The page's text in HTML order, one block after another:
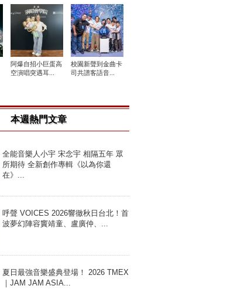
阿爆自招小巨蛋高
空演唱突遇耳...
校園新聲到金曲卡
司共譜客語音...
本週熱門文章
全能音樂人小宇 宋念宇 相隔五年 眾
所期待 全新創作專輯《以為你還
在》...
呼聲 VOICES 2026響徹秋日台北！首
波夢幻陣容竇靖童、盧廣仲、...
夏日最強音樂盛典登場！ 2026 TMEX
｜JAM JAM ASIA...